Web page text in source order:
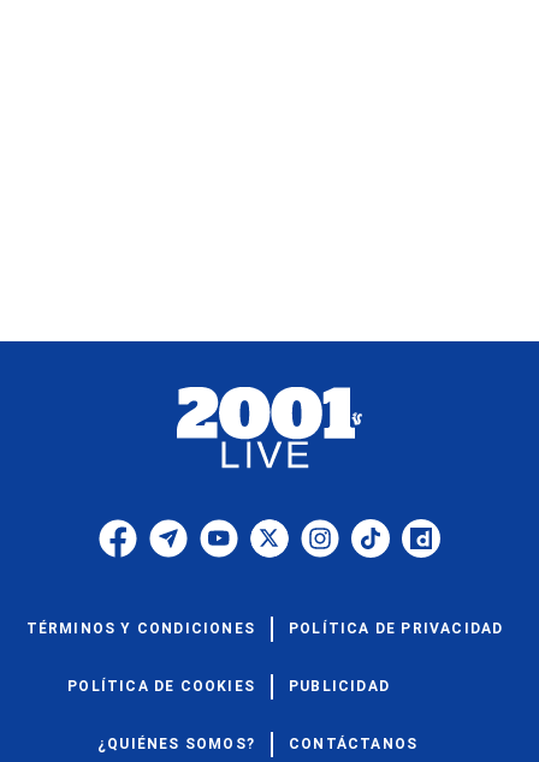
TÉRMINOS Y CONDICIONES POLÍTICA DE PRIVACIDAD
POLÍTICA DE COOKIES PUBLICIDAD
¿QUIÉNES SOMOS? CONTÁCTANOS